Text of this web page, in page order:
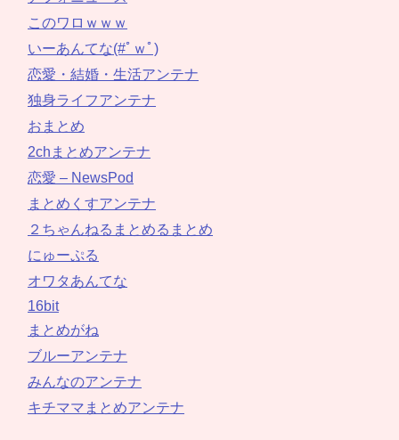
このワロｗｗｗ
いーあんてな(#ﾟｗﾟ)
恋愛・結婚・生活アンテナ
独身ライフアンテナ
おまとめ
2chまとめアンテナ
恋愛 – NewsPod
まとめくすアンテナ
２ちゃんねるまとめるまとめ
にゅーぷる
オワタあんてな
16bit
まとめがね
ブルーアンテナ
みんなのアンテナ
キチママまとめアンテナ